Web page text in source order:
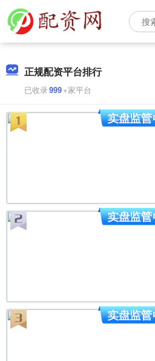
正规配资平台排行
已收录999+家平台